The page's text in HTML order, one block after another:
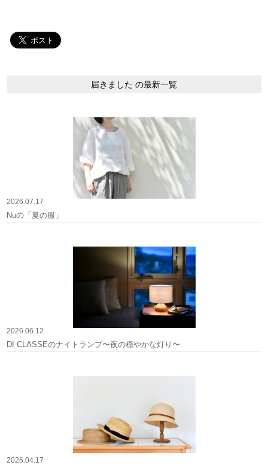
届きました の最新一覧
2026.07.17
Nuの「夏の服」
2026.06.12
DI CLASSEのナイトランプ〜夜の穏やかな灯り〜
2026.04.17